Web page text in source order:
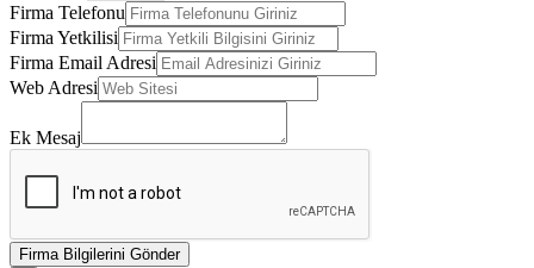
Firma Telefonu
Firma Yetkilisi
Firma Email Adresi
Web Adresi
Ek Mesaj
Firma Bilgilerini Gönder